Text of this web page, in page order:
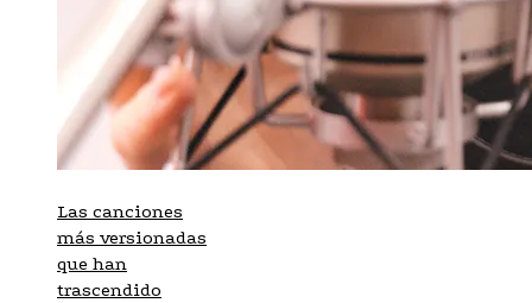
Las canciones
más versionadas
que han
trascendido